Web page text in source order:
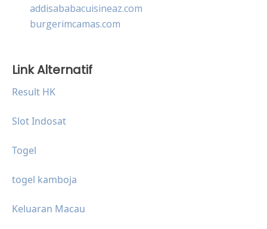
addisababacuisineaz.com
burgerimcamas.com
Link Alternatif
Result HK
Slot Indosat
Togel
togel kamboja
Keluaran Macau